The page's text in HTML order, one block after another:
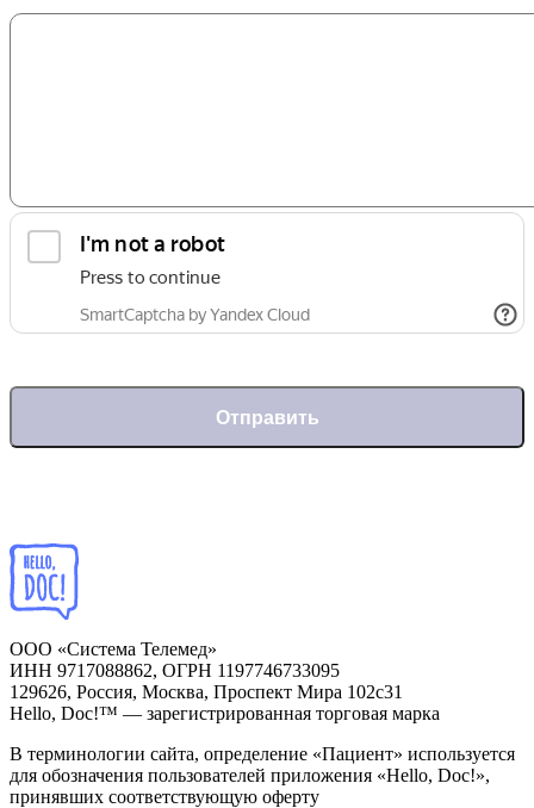
Отправить
ООО «Система Телемед»
ИНН 9717088862, ОГРН 1197746733095
129626, Россия, Москва, Проспект Мира 102с31
Hello, Doc!™ — зарегистрированная торговая марка
В терминологии сайта, определение «Пациент» используется
для обозначения пользователей приложения «Hello, Doc!»,
принявших соответствующую оферту